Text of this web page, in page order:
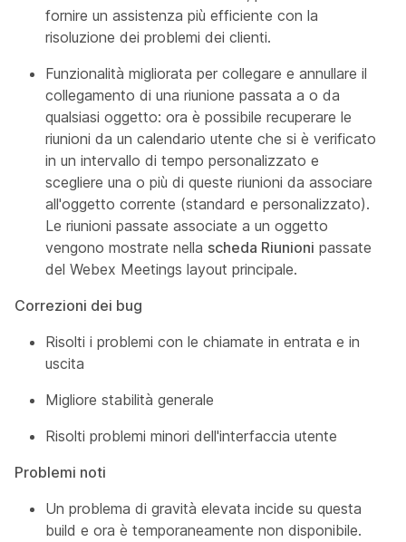
fornire un assistenza più efficiente con la
risoluzione dei problemi dei clienti.
Funzionalità migliorata per collegare e annullare il
collegamento di una riunione passata a o da
qualsiasi oggetto: ora è possibile recuperare le
riunioni da un calendario utente che si è verificato
in un intervallo di tempo personalizzato e
scegliere una o più di queste riunioni da associare
all'oggetto corrente (standard e personalizzato).
Le riunioni passate associate a un oggetto
vengono mostrate nella scheda Riunioni passate
del Webex Meetings layout principale.
Correzioni dei bug
Risolti i problemi con le chiamate in entrata e in
uscita
Migliore stabilità generale
Risolti problemi minori dell'interfaccia utente
Problemi noti
Un problema di gravità elevata incide su questa
build e ora è temporaneamente non disponibile.